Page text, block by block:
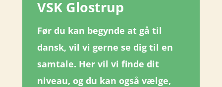
VSK Glostrup
Før du kan begynde at gå til
dansk, vil vi gerne se dig til en
samtale. Her vil vi finde dit
niveau, og du kan også vælge,